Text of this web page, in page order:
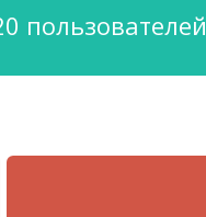
пользователей